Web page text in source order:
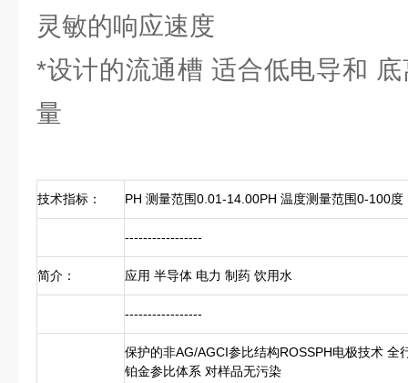
灵敏的响应速度
*设计的流通槽 适合低电导和
量
技术指标 ： PH 测量范围0.01-14.00PH 温度测量范围0-100度
-----------------
简介 ： 应用 半导体 电力 制药 饮用水
-----------------
保护的非AG/AGCI参比结构ROSSPH电极技术 全
铂金参比体系 对样品无污染